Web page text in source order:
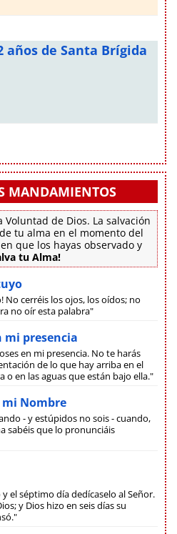
años de Santa Brígida
MANDAMIENTOS
de Dios. La salvación
tu alma en el momento del
que los hayas observado y
tu Alma!
No cerréis los ojos, los oídos; no
no oír esta palabra"
mi presencia
en mi presencia. No te harás
de lo que hay arriba en el
o en las aguas que están bajo ella."
Nombre
- y estúpidos no sois - cuando,
sabéis que lo pronunciáis
el séptimo día dedícaselo al Señor.
y Dios hizo en seis días su